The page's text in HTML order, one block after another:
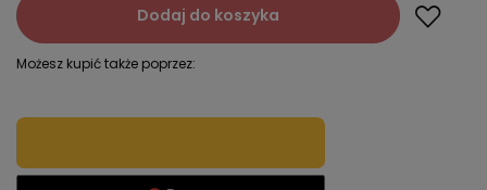
Dodaj do koszyka
Możesz kupić także poprzez: